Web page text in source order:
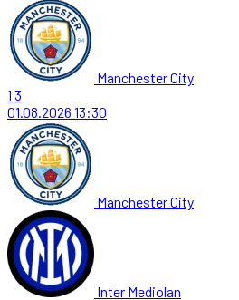
Manchester City
1 3
01.08.2026 13:30
Manchester City
Inter Mediolan